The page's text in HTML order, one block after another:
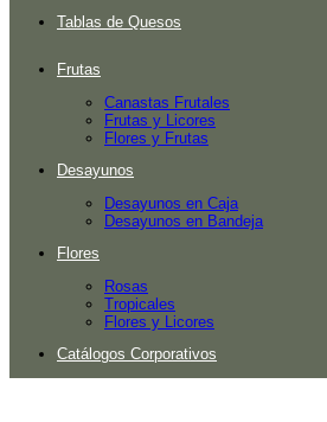
Tablas de Quesos
Frutas
Canastas Frutales
Frutas y Licores
Flores y Frutas
Desayunos
Desayunos en Caja
Desayunos en Bandeja
Flores
Rosas
Tropicales
Flores y Licores
Catálogos Corporativos